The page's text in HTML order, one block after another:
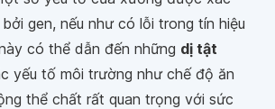
gen, nếu như có lỗi trong tín hiệu
có thể dẫn đến những dị tật
yếu tố môi trường như chế độ ăn
thể chất rất quan trọng với sức